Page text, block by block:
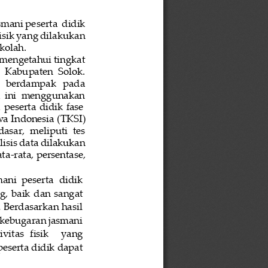
peserta didik
yang dilakukan
tingkat
Kabupaten Solok.
berdampak   pada
ini  menggunakan
peserta didik fase
Indonesia (TKSI)
meliputi  tes
data dilakukan
-rata, persentase,
peserta  didik
baik dan sangat
hasil
jasmani
fisik
yang
didik dapat